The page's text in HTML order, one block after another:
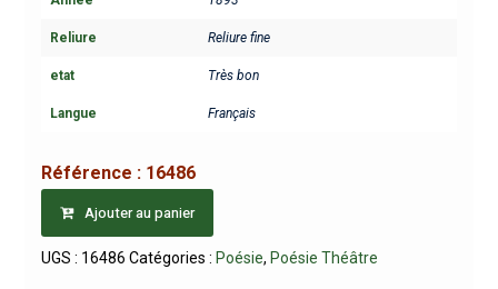
Reliure Reliure fine
etat Très bon
Langue Français
Référence : 16486
Ajouter au panier
UGS : 16486 Catégories : Poésie, Poésie Théâtre